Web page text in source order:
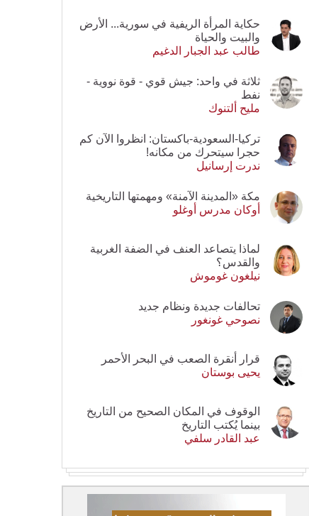
حكاية المرأة الريفية في سورية... الأرض
والبيت والحياة
طالب عبد الجبار الدغيم
ثلاثة في واحد: جيش قوي - قوة نووية -
نفط
مليح ألتنوك
تركيا-السعودية-باكستان: انظروا الآن كم
حجرا سيتحرك من مكانه!
ندرت إرسانيل
مكة «المدينة الآمنة» ومهمتها التاريخية
أوكان مدرس أوغلو
لماذا يتصاعد العنف في الضفة الغربية
والقدس؟
نيلغون غوموش
تحالفات جديدة ونظام جديد
نصوحي غونغور
قرار أنقرة الصعب في البحر الأحمر
يحيى بوستان
الوقوف في المكان الصحيح من التاريخ
بينما يُكتب التاريخ
عبد القادر سلفي